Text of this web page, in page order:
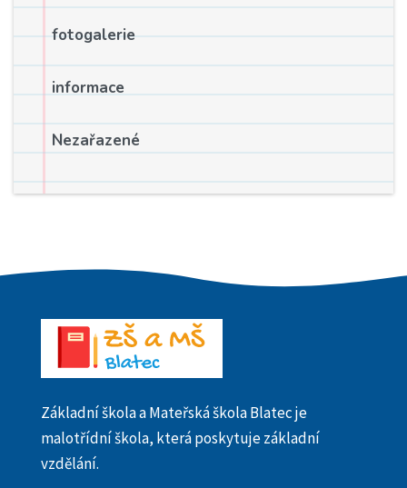
fotogalerie
informace
Nezařazené
Základní škola a Mateřská škola Blatec je
malotřídní škola, která poskytuje základní
vzdělání.